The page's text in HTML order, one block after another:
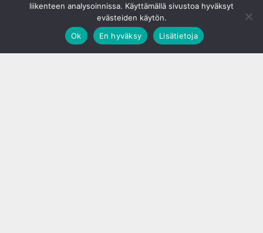
liikenteen analysoinnissa. Käyttämällä sivustoa hyväksyt
evästeiden käytön.
Ok
En hyväksy Lisätietoja